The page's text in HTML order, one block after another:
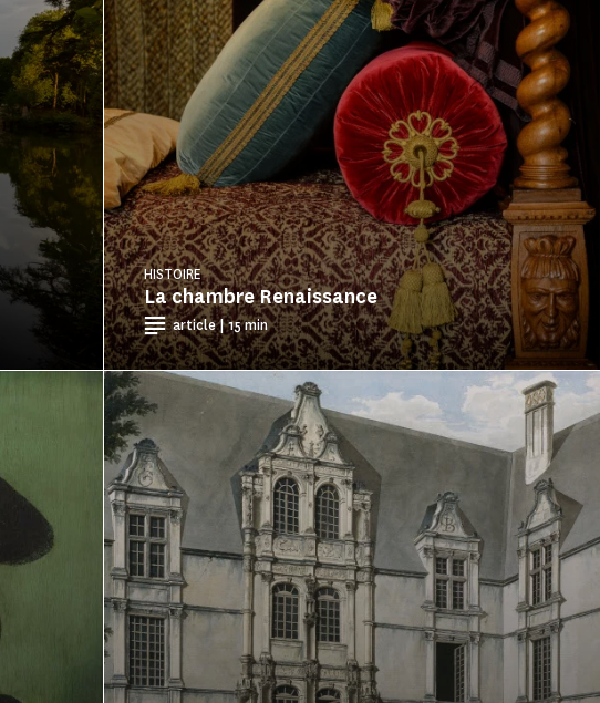
La chambre Renaissance
HISTOIRE
article | 15 min